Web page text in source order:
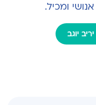
ומכיל.
יוגב